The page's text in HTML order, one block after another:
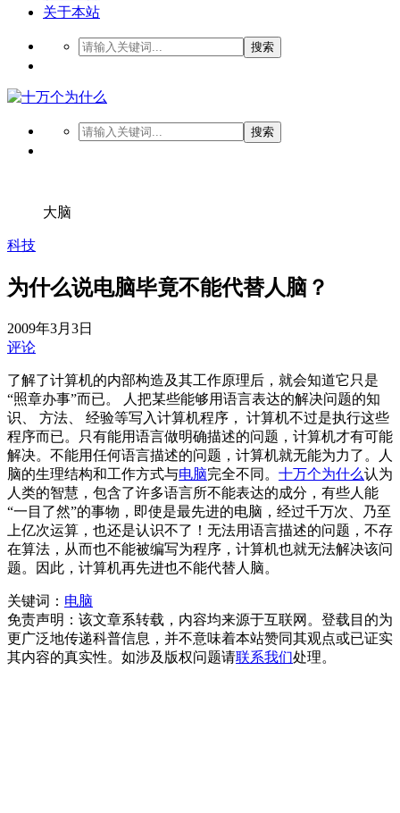
关于本站
搜索
搜索
大脑
科技
为什么说电脑毕竟不能代替人脑？
2009年3月3日
评论
了解了计算机的内部构造及其工作原理后，就会知道它只是
“照章办事”而已。 人把某些能够用语言表达的解决问题的知
识、 方法、 经验等写入计算机程序， 计算机不过是执行这些
程序而已。只有能用语言做明确描述的问题，计算机才有可能
解决。不能用任何语言描述的问题，计算机就无能为力了。人
脑的生理结构和工作方式与电脑完全不同。 十万个为什么认为
人类的智慧，包含了许多语言所不能表达的成分，有些人能
“一目了然”的事物，即使是最先进的电脑，经过千万次、乃至
上亿次运算，也还是认识不了！无法用语言描述的问题，不存
在算法，从而也不能被编写为程序，计算机也就无法解决该问
题。因此，计算机再先进也不能代替人脑。
关键词： 电脑
免责声明：该文章系转载，内容均来源于互联网。登载目的为
更广泛地传递科普信息，并不意味着本站赞同其观点或已证实
其内容的真实性。如涉及版权问题请联系我们处理。